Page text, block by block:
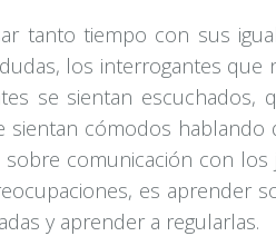
tanto tiempo con sus
los interrogantes que
se sientan
cómodos
comunicación con
es aprender
y aprender a regularlas.